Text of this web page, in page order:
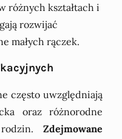
różnych kształtach i
rozwijać
małych rączek.
często uwzględniają
oraz różnorodne
Zdejmowane